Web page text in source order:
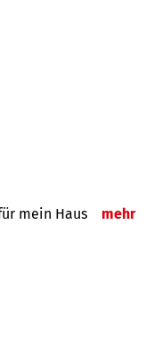
mein Haus mehr